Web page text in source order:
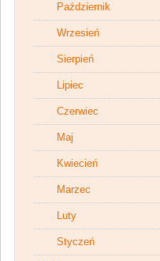
Październik
Wrzesień
Sierpień
Lipiec
Czerwiec
Maj
Kwiecień
Marzec
Luty
Styczeń